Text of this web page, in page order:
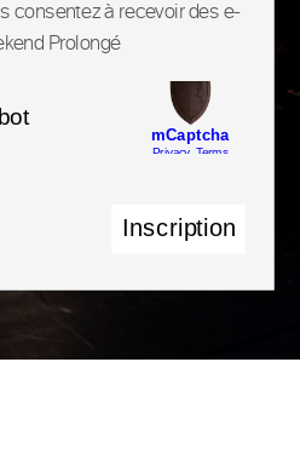
consentez à recevoir des e-
Prolongé